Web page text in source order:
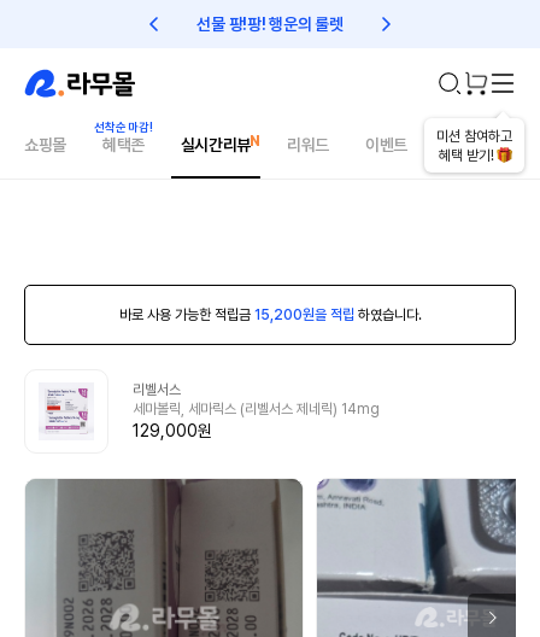
선물 팡!팡! 행운의 룰렛 친구초대 1만원 리워드!
미션 참여하고
혜택 받기!
쇼핑몰 혜택존 실시간리뷰 리워드 이벤트 건강매거진
바로 사용 가능한 적립금 15,200원을 적립 하였습니다.
리벨서스
세마볼릭, 세마릭스 (리벨서스 제네릭) 14mg
129,000원